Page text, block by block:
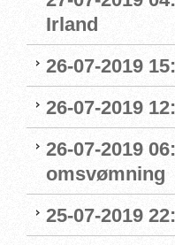
Irland
26-07-2019
26-07-2019
26-07-2019
omsvømning
25-07-2019